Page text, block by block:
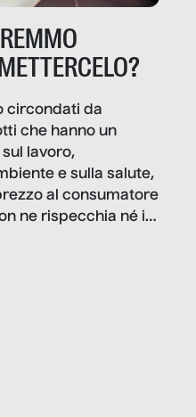
circondati da
che hanno un
lavoro,
e sulla salute,
al consumatore
ne rispecchia né il